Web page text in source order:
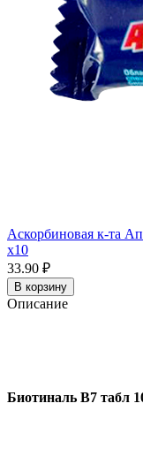
Аскорбиновая к-та
x10
33.90 ₽
В корзину
Описание
Биотиналь B7 табл